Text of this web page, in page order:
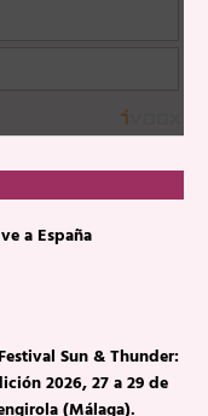
a España
Sun & Thunder:
2026, 27 a 29 de